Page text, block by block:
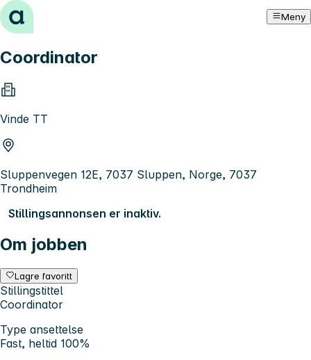
Hopp til innhold Meny
Coordinator
Vinde TT
Sluppenvegen 12E, 7037 Sluppen, Norge, 7037
Trondheim
Stillingsannonsen er inaktiv.
Om jobben
Lagre favoritt
Stillingstittel
Coordinator
Type ansettelse
Fast, heltid 100%